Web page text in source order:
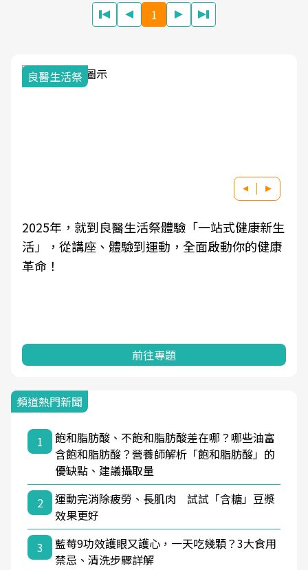
1
我與健康韌性的距離
良醫健康網從「換季的身體變化」出發，透過醫
學觀點與日常感受的對話，建立對亞健康的認
知，進而引導實際的改善行動。
前往專題
頻道熱門新聞
1
飽和脂肪酸、不飽和脂肪酸差在哪？哪些油富
含飽和脂肪酸？營養師解析「飽和脂肪酸」的
優缺點、建議攝取量
2
運動完消除疲勞、長肌肉 試試「含糖」豆漿
效果更好
3
藍莓9功效護眼又護心，一天吃幾顆？3大食用
禁忌、清洗步驟詳解